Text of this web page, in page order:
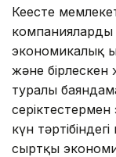
Кеңесте
экономикалық
және бірлескен
туралы
күн
сыртқы